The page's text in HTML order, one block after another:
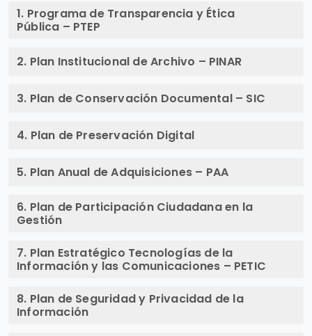
1. Programa de Transparencia y Ética
Pública – PTEP
2. Plan Institucional de Archivo – PINAR
3. Plan de Conservación Documental – SIC
4. Plan de Preservación Digital
5. Plan Anual de Adquisiciones – PAA
6. Plan de Participación Ciudadana en la
Gestión
7. Plan Estratégico Tecnologías de la
Información y las Comunicaciones – PETIC
8. Plan de Seguridad y Privacidad de la
Información